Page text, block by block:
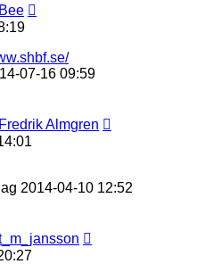
Bee
07-16 09:59
Fredrik Almgren
2014-04-10 12:52